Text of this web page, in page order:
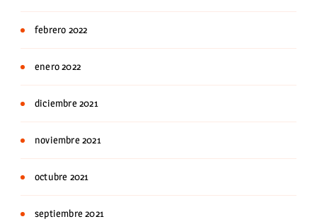
febrero 2022
enero 2022
diciembre 2021
noviembre 2021
octubre 2021
septiembre 2021